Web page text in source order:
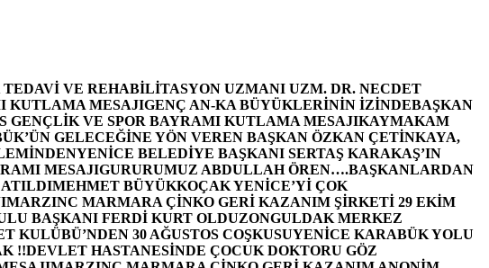
VE REHABİLİTASYON UZMANI UZM. DR. NECDET
KUTLAMA MESAJIGENÇ AN-KA BÜYÜKLERİNİN İZİNDEBAŞKAN
GENÇLİK VE SPOR BAYRAMI KUTLAMA MESAJIKAYMAKAM
GELECEĞİNE YÖN VEREN BAŞKAN ÖZKAN ÇETİNKAYA,
YENİCE BELEDİYE BAŞKANI SERTAŞ KARAKAŞ’IN
MESAJIGURURUMUZ ABDULLAH ÖREN….BAŞKANLARDAN
MEHMET BÜYÜKKOÇAK YENİCE’Yİ ÇOK
MARZINC MARMARA ÇİNKO GERİ KAZANIM ŞİRKETİ 29 EKİM
BAŞKANI FERDİ KURT OLDUZONGULDAK MERKEZ
KULÜBÜ’NDEN 30 AĞUSTOS COŞKUSUYENİCE KARABÜK YOLU
!!DEVLET HASTANESİNDE ÇOCUK DOKTORU GÖZ